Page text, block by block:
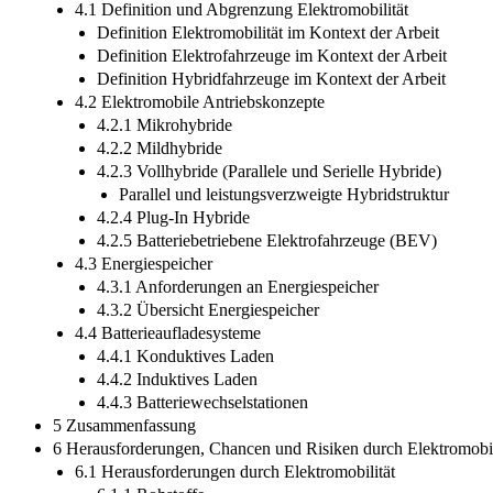
4.1 Definition und Abgrenzung Elektromobilität
Definition Elektromobilität im Kontext der Arbeit
Definition Elektrofahrzeuge im Kontext der Arbeit
Definition Hybridfahrzeuge im Kontext der Arbeit
4.2 Elektromobile Antriebskonzepte
4.2.1 Mikrohybride
4.2.2 Mildhybride
4.2.3 Vollhybride (Parallele und Serielle Hybride)
Parallel und leistungsverzweigte Hybridstruktur
4.2.4 Plug-In Hybride
4.2.5 Batteriebetriebene Elektrofahrzeuge (BEV)
4.3 Energiespeicher
4.3.1 Anforderungen an Energiespeicher
4.3.2 Übersicht Energiespeicher
4.4 Batterieaufladesysteme
4.4.1 Konduktives Laden
4.4.2 Induktives Laden
4.4.3 Batteriewechselstationen
5 Zusammenfassung
6 Herausforderungen, Chancen und Risiken durch
6.1 Herausforderungen durch Elektromobilität